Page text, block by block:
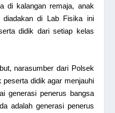
di kalangan remaja, anak
diadakan di Lab Fisika ini
didik dari setiap kelas
narasumber dari Polsek
peserta didik agar menjauhi
generasi penerus bangsa
adalah generasi penerus